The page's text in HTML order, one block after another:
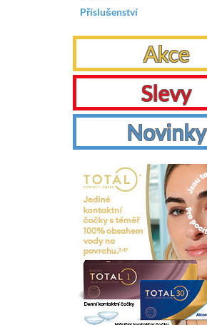
Příslušenství
Akce
Slevy
Novinky